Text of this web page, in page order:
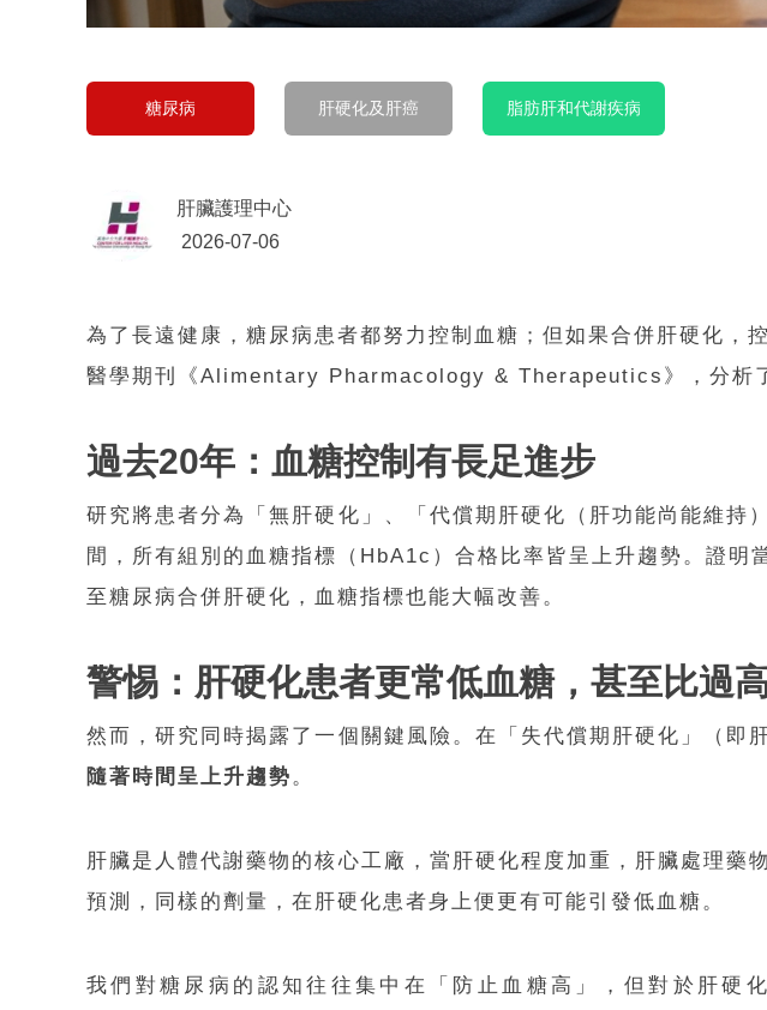
糖尿病 肝硬化及肝癌 脂肪肝和代謝疾病
肝臟護理中心
2026-07-06
為了長遠健康，糖尿病患者都努力控制血糖；但如果合併肝硬化
醫學期刊《Alimentary Pharmacology & Therapeutics》，分析
過去20年：血糖控制有長足進步
研究將患者分為「無肝硬化」、「代償期肝硬化（肝功能尚能維
間，所有組別的血糖指標（HbA1c）合格比率皆呈上升趨勢。證
至糖尿病合併肝硬化，血糖指標也能大幅改善。
警惕： 肝硬化患者更常低血糖，甚至比過
然而，研究同時揭露了一個關鍵風險。在「失代償期肝硬化」（即
隨著時間呈上升趨勢。
肝臟是人體代謝藥物的核心工廠，當肝硬化程度加重，肝臟處理
預測，同樣的劑量，在肝硬化患者身上便更有可能引發低血糖。
我們對糖尿病的認知往往集中在「防止血糖高」，但對於肝硬